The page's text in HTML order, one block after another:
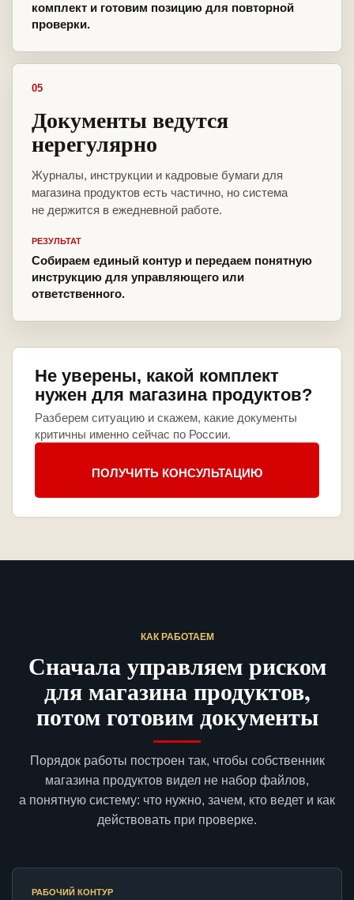
комплект и готовим позицию для повторной
проверки.
05
Документы ведутся
нерегулярно
Журналы, инструкции и кадровые бумаги для
магазина продуктов есть частично, но система
не держится в ежедневной работе.
РЕЗУЛЬТАТ
Собираем единый контур и передаем понятную
инструкцию для управляющего или
ответственного.
Не уверены, какой комплект
нужен для магазина продуктов?
Разберем ситуацию и скажем, какие документы
критичны именно сейчас по России.
ПОЛУЧИТЬ КОНСУЛЬТАЦИЮ
КАК РАБОТАЕМ
Сначала управляем риском
для магазина продуктов,
потом готовим документы
Порядок работы построен так, чтобы собственник
магазина продуктов видел не набор файлов,
а понятную систему: что нужно, зачем, кто ведет и как
действовать при проверке.
РАБОЧИЙ КОНТУР